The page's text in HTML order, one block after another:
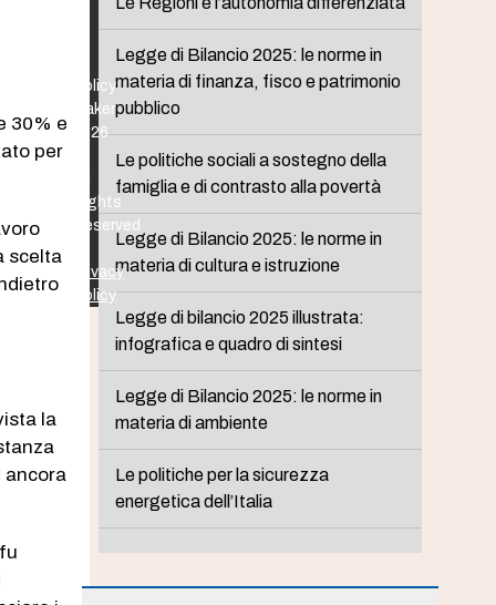
30% e
per
scelta
la
ancora
Legge di Bilancio 2025: le norme in
materia di finanza, fisco e patrimonio
pubblico
Le politiche sociali a sostegno della
famiglia e di contrasto alla povertà
Legge di Bilancio 2025: le norme in
materia di cultura e istruzione
Legge di bilancio 2025 illustrata:
infografica e quadro di sintesi
Legge di Bilancio 2025: le norme in
materia di ambiente
Le politiche per la sicurezza
energetica dell’Italia
Policy
Maker
2026
Rights
Reserved
Privacy
Policy